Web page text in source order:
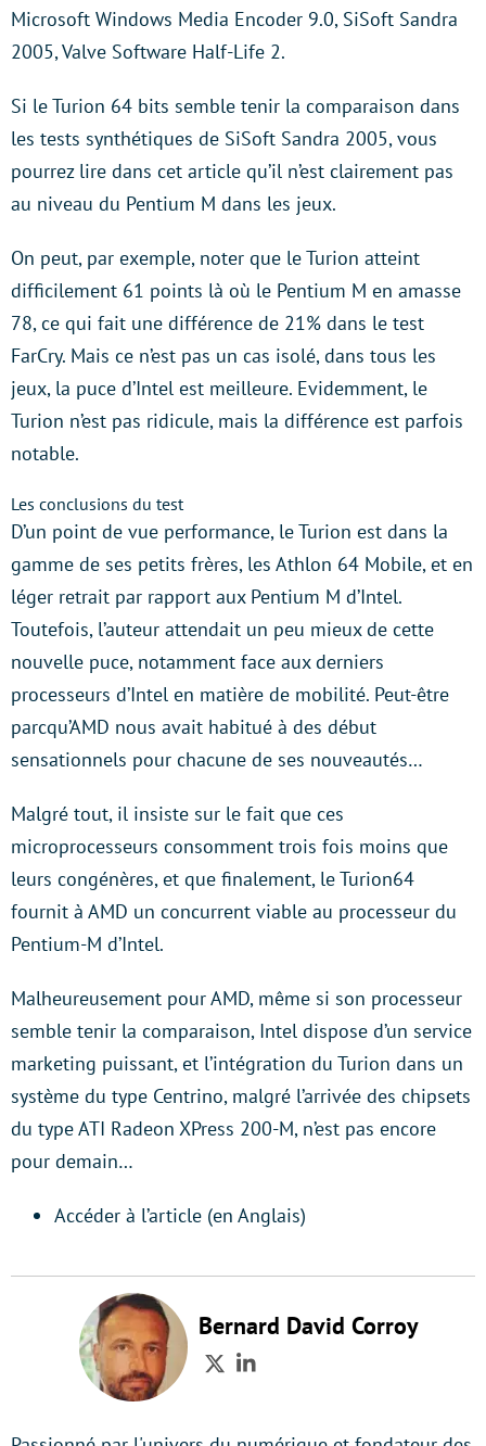
Microsoft Windows Media Encoder 9.0, SiSoft Sandra
2005, Valve Software Half-Life 2.
Si le Turion 64 bits semble tenir la comparaison dans
les tests synthétiques de SiSoft Sandra 2005, vous
pourrez lire dans cet article qu’il n’est clairement pas
au niveau du Pentium M dans les jeux.
On peut, par exemple, noter que le Turion atteint
difficilement 61 points là où le Pentium M en amasse
78, ce qui fait une différence de 21% dans le test
FarCry. Mais ce n’est pas un cas isolé, dans tous les
jeux, la puce d’Intel est meilleure. Evidemment, le
Turion n’est pas ridicule, mais la différence est parfois
notable.
Les conclusions du test
D’un point de vue performance, le Turion est dans la
gamme de ses petits frères, les Athlon 64 Mobile, et en
léger retrait par rapport aux Pentium M d’Intel.
Toutefois, l’auteur attendait un peu mieux de cette
nouvelle puce, notamment face aux derniers
processeurs d’Intel en matière de mobilité. Peut-être
parcqu’AMD nous avait habitué à des début
sensationnels pour chacune de ses nouveautés…
Malgré tout, il insiste sur le fait que ces
microprocesseurs consomment trois fois moins que
leurs congénères, et que finalement, le Turion64
fournit à AMD un concurrent viable au processeur du
Pentium-M d’Intel.
Malheureusement pour AMD, même si son processeur
semble tenir la comparaison, Intel dispose d’un service
marketing puissant, et l’intégration du Turion dans un
système du type Centrino, malgré l’arrivée des chipsets
du type ATI Radeon XPress 200-M, n’est pas encore
pour demain…
Accéder à l’article (en Anglais)
Bernard David Corroy
TwitterLinkedIn